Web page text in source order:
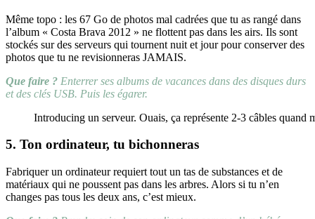
Même topo : les 67 Go de photos mal cadrées que tu as rangé dans
l’album « Costa Brava 2012 » ne flottent pas dans les airs. Ils sont
stockés sur des serveurs qui tournent nuit et jour pour conserver des
photos que tu ne revisionneras JAMAIS.
Que faire ? Enterrer ses albums de vacances dans des disques durs
et des clés USB. Puis les égarer.
Introducing un serveur. Ouais, ça représente 2-3 câbles quand
5. Ton ordinateur, tu bichonneras
Fabriquer un ordinateur requiert tout un tas de substances et de
matériaux qui ne poussent pas dans les arbres. Alors si tu n’en
changes pas tous les deux ans, c’est mieux.